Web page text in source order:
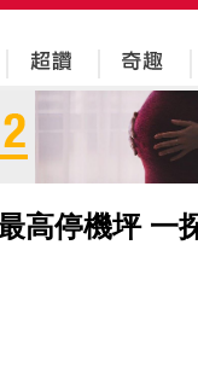
高停機坪 一